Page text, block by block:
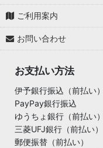
ご利用案内
お問い合わせ
お支払い方法
伊予銀行振込（前払い）
PayPay銀行振込
ゆうちょ銀行（前払い）
三菱UFJ銀行（前払い）
郵便振替（前払い）